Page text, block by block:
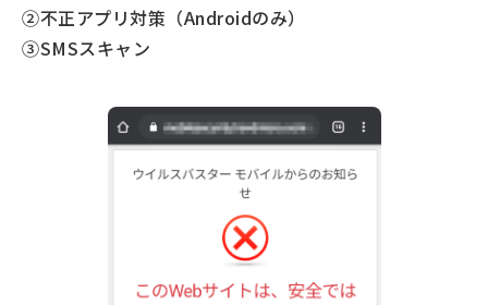
②不正アプリ対策（Androidのみ）
③SMSスキャン